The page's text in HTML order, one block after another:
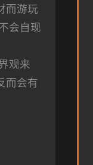
而游玩
会自现
观来
而会有